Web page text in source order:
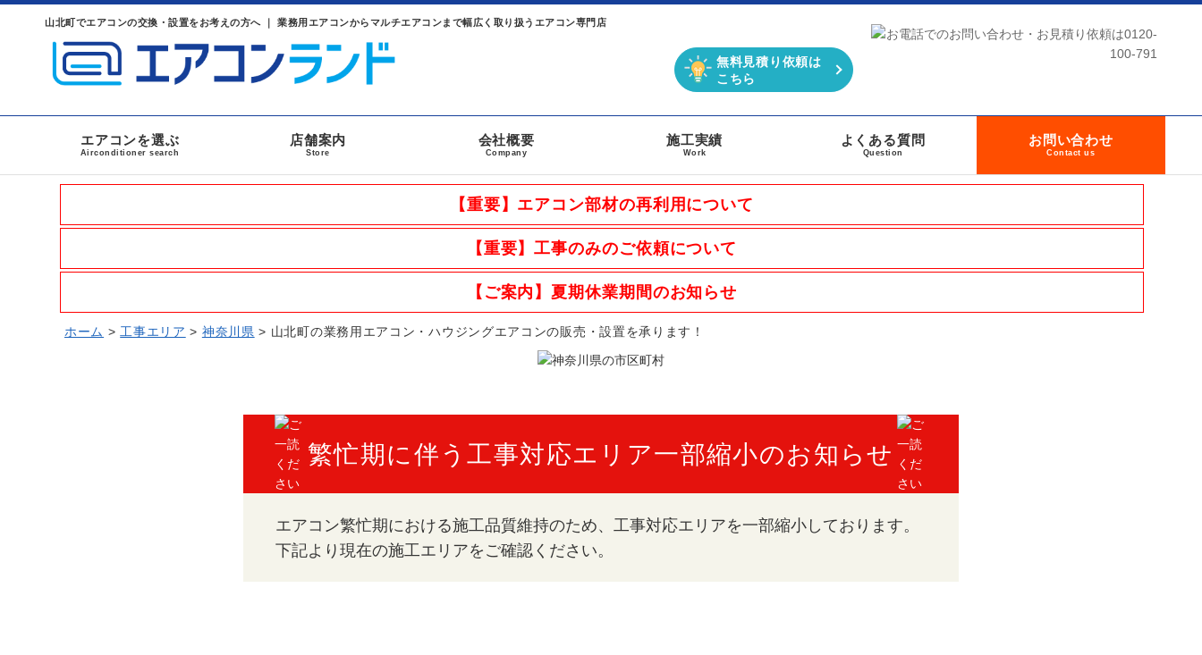
山北町でエアコンの交換・設置をお考えの方へ ｜ 業務用エアコンからマルチエアコンまで幅広く取り扱うエアコン専門店
無料見積り依頼は
こちら
エアコンを選ぶ
Airconditioner search
店舗案内
Store
会社概要
Company
施工実績
Work
よくある質問
Question
お問い合わせ
Contact us
【重要】エアコン部材の再利用について
【重要】工事のみのご依頼について
【ご案内】夏期休業期間のお知らせ
ホーム >工事エリア > 神奈川県 > 山北町の業務用エアコン・ハウジングエアコンの販売・設置を承ります！
繁忙期に伴う工事対応エリア一部縮小のお知らせ
エアコン繁忙期における施工品質維持のため、工事対応エリアを一部縮小しております。
下記より現在の施工エリアをご確認ください。